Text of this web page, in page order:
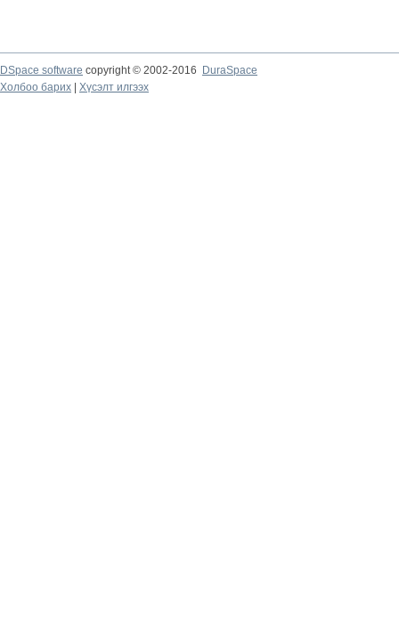
DSpace software copyright © 2002-2016
DuraSpace
Холбоо барих
Хүсэлт илгээх